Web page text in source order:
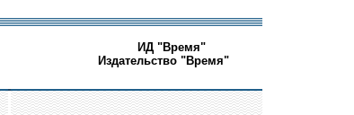
ИД "Время"
Издательство "Время"